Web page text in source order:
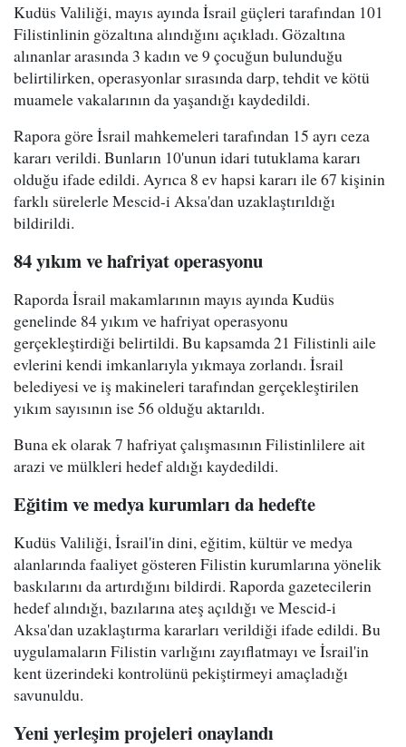
Kudüs Valiliği, mayıs ayında İsrail güçleri tarafından 101
Filistinlinin gözaltına alındığını açıkladı. Gözaltına
alınanlar arasında 3 kadın ve 9 çocuğun bulunduğu
belirtilirken, operasyonlar sırasında darp, tehdit ve kötü
muamele vakalarının da yaşandığı kaydedildi.
Rapora göre İsrail mahkemeleri tarafından 15 ayrı ceza
kararı verildi. Bunların 10'unun idari tutuklama kararı
olduğu ifade edildi. Ayrıca 8 ev hapsi kararı ile 67 kişinin
farklı sürelerle Mescid-i Aksa'dan uzaklaştırıldığı
bildirildi.
84 yıkım ve hafriyat operasyonu
Raporda İsrail makamlarının mayıs ayında Kudüs
genelinde 84 yıkım ve hafriyat operasyonu
gerçekleştirdiği belirtildi. Bu kapsamda 21 Filistinli aile
evlerini kendi imkanlarıyla yıkmaya zorlandı. İsrail
belediyesi ve iş makineleri tarafından gerçekleştirilen
yıkım sayısının ise 56 olduğu aktarıldı.
Buna ek olarak 7 hafriyat çalışmasının Filistinlilere ait
arazi ve mülkleri hedef aldığı kaydedildi.
Eğitim ve medya kurumları da hedefte
Kudüs Valiliği, İsrail'in dini, eğitim, kültür ve medya
alanlarında faaliyet gösteren Filistin kurumlarına yönelik
baskılarını da artırdığını bildirdi. Raporda gazetecilerin
hedef alındığı, bazılarına ateş açıldığı ve Mescid-i
Aksa'dan uzaklaştırma kararları verildiği ifade edildi. Bu
uygulamaların Filistin varlığını zayıflatmayı ve İsrail'in
kent üzerindeki kontrolünü pekiştirmeyi amaçladığı
savunuldu.
Yeni yerleşim projeleri onaylandı